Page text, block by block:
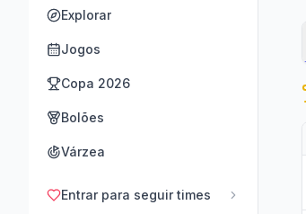
Explorar
Jogos
Copa 2026
Bolões
Várzea
Entrar para seguir times